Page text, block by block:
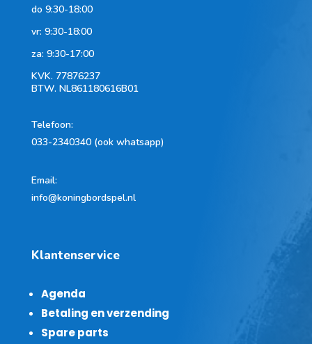
do 9:30-18:00
vr: 9:30-18:00
za: 9:30-17:00
KVK. 77876237
BTW. NL861180616B01
Telefoon:
033-2340340 (ook whatsapp)
Email:
info@koningbordspel.nl
Klantenservice
Agenda
Betaling en verzending
Spare parts